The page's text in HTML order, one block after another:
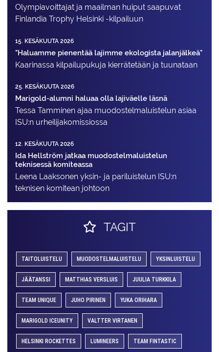
Olympiavoittajat ja maailman huiput saapuvat
Finlandia Trophy Helsinki -kilpailuun
15. KESÄKUUTA 2026
"Haluamme pienentää lajimme ekologista jalanjälkeä"
Kaarinassa kilpailupukuja kierrätetään ja tuunataan
25. KESÄKUUTA 2026
Marigold-alumni haluaa olla lajiväelle läsnä
Tessa Tamminen ajaa muodostelma­luistelun asiaa
ISU:n urheilija­komissiossa
12. KESÄKUUTA 2026
Ida Hellström jatkaa muodostelmaluistelun
teknisessä komiteassa
Leena Laaksonen yksin- ja pariluistelun ISU:n
teknisen komitean johtoon
TAGIT
TAITOLUISTELU MUODOSTELMALUISTELU YKSINLUISTELU
JÄÄTANSSI MATTHIAS VERSLUIS JUULIA TURKKILA
TEAM UNIQUE JUHO PIRINEN YUKA ORIHARA
MARIGOLD ICEUNITY VALTTER VIRTANEN
HELSINKI ROCKETTES LUMINEERS TEAM FINTASTIC